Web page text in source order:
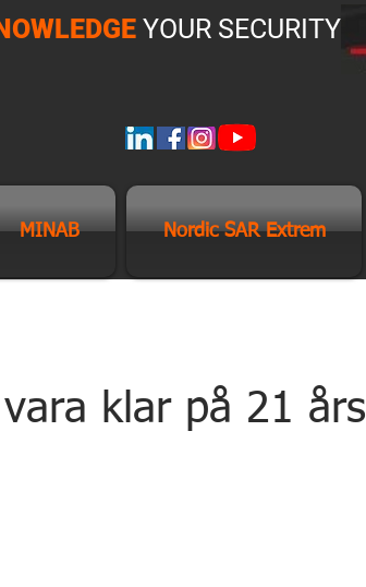
YOUR SECURITY
MINAB Nordic SAR Extrem
klar på 21 års